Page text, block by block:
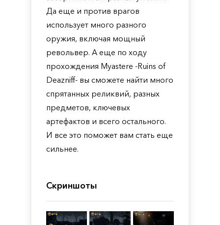
Да еще и против врагов
использует много разного
оружия, включая мощный
револьвер. А еще по ходу
прохождения Myastere -Ruins of
Deazniff- вы сможете найти много
спрятанных реликвий, разных
предметов, ключевых
артефактов и всего остального.
И все это поможет вам стать еще
сильнее.
Скриншоты